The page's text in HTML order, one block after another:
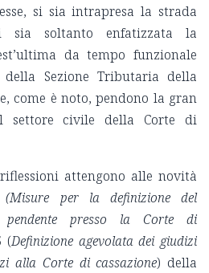
si sia intrapresa la strada
sia soltanto enfatizzata la
da tempo funzionale
Sezione Tributaria della
come è noto, pendono la gran
settore civile della Corte di
attengono alle novità
(Misure per la definizione del
pendente presso la Corte di
(Definizione agevolata dei giudizi
alla Corte di cassazione) della